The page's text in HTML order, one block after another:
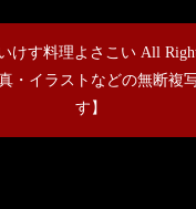
けす料理よさこい All
・イラストなどの無断複
す】